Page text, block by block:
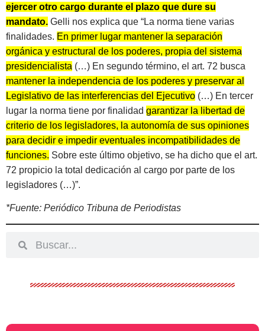
ejercer otro cargo durante el plazo que dure su
mandato. Gelli nos explica que “La norma tiene varias
finalidades. En primer lugar mantener la separación
orgánica y estructural de los poderes, propia del sistema
presidencialista (…) En segundo término, el art. 72 busca
mantener la independencia de los poderes y preservar al
Legislativo de las interferencias del Ejecutivo (…) En tercer
lugar la norma tiene por finalidad garantizar la libertad de
criterio de los legisladores, la autonomía de sus opiniones
para decidir e impedir eventuales incompatibilidades de
funciones. Sobre este último objetivo, se ha dicho que el art.
72 propicio la total dedicación al cargo por parte de los
legisladores (…)”.
*Fuente: Periódico Tribuna de Periodistas